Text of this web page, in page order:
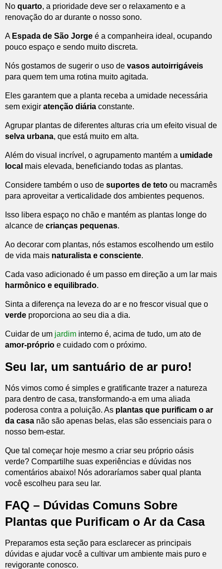
No quarto, a prioridade deve ser o relaxamento e a
renovação do ar durante o nosso sono.
A Espada de São Jorge é a companheira ideal, ocupando
pouco espaço e sendo muito discreta.
Nós gostamos de sugerir o uso de vasos autoirrigáveis
para quem tem uma rotina muito agitada.
Eles garantem que a planta receba a umidade necessária
sem exigir atenção diária constante.
Agrupar plantas de diferentes alturas cria um efeito visual de
selva urbana, que está muito em alta.
Além do visual incrível, o agrupamento mantém a umidade
local mais elevada, beneficiando todas as plantas.
Considere também o uso de suportes de teto ou macramês
para aproveitar a verticalidade dos ambientes pequenos.
Isso libera espaço no chão e mantém as plantas longe do
alcance de crianças pequenas.
Ao decorar com plantas, nós estamos escolhendo um estilo
de vida mais naturalista e consciente.
Cada vaso adicionado é um passo em direção a um lar mais
harmônico e equilibrado.
Sinta a diferença na leveza do ar e no frescor visual que o
verde proporciona ao seu dia a dia.
Cuidar de um jardim interno é, acima de tudo, um ato de
amor-próprio e cuidado com o próximo.
Seu lar, um santuário de ar puro!
Nós vimos como é simples e gratificante trazer a natureza
para dentro de casa, transformando-a em uma aliada
poderosa contra a poluição. As plantas que purificam o ar
da casa não são apenas belas, elas são essenciais para o
nosso bem-estar.
Que tal começar hoje mesmo a criar seu próprio oásis
verde? Compartilhe suas experiências e dúvidas nos
comentários abaixo! Nós adoraríamos saber qual planta
você escolheu para seu lar.
FAQ – Dúvidas Comuns Sobre
Plantas que Purificam o Ar da Casa
Preparamos esta seção para esclarecer as principais
dúvidas e ajudar você a cultivar um ambiente mais puro e
revigorante conosco.